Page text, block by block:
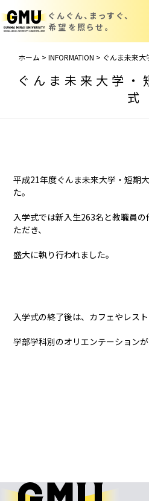
ぐんぐん、まっすぐ、
希望を照らせ。
ホーム > INFORMATION > ぐんま未来
ぐんま未来大学・
式
平成21年度ぐんま未来大学・短期
た。
入学式では新入生263名と教職員
ただき、
盛大に執り行われました。
入学式の終了後は、カフェやレス
学部学科別のオリエンテーションが